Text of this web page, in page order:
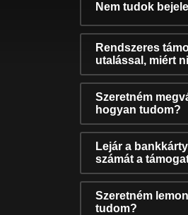
Nem tudok
Rendszeres
utalással, miért
Szeretném
hogyan tudom?
Lejár a
számát a
Szeretném
tudom?